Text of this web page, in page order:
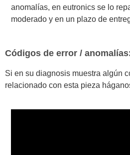
anomalías, en eutronics se lo
moderado y en un plazo de
Códigos de error /
Si en su diagnosis muestra algún
relacionado con esta pieza